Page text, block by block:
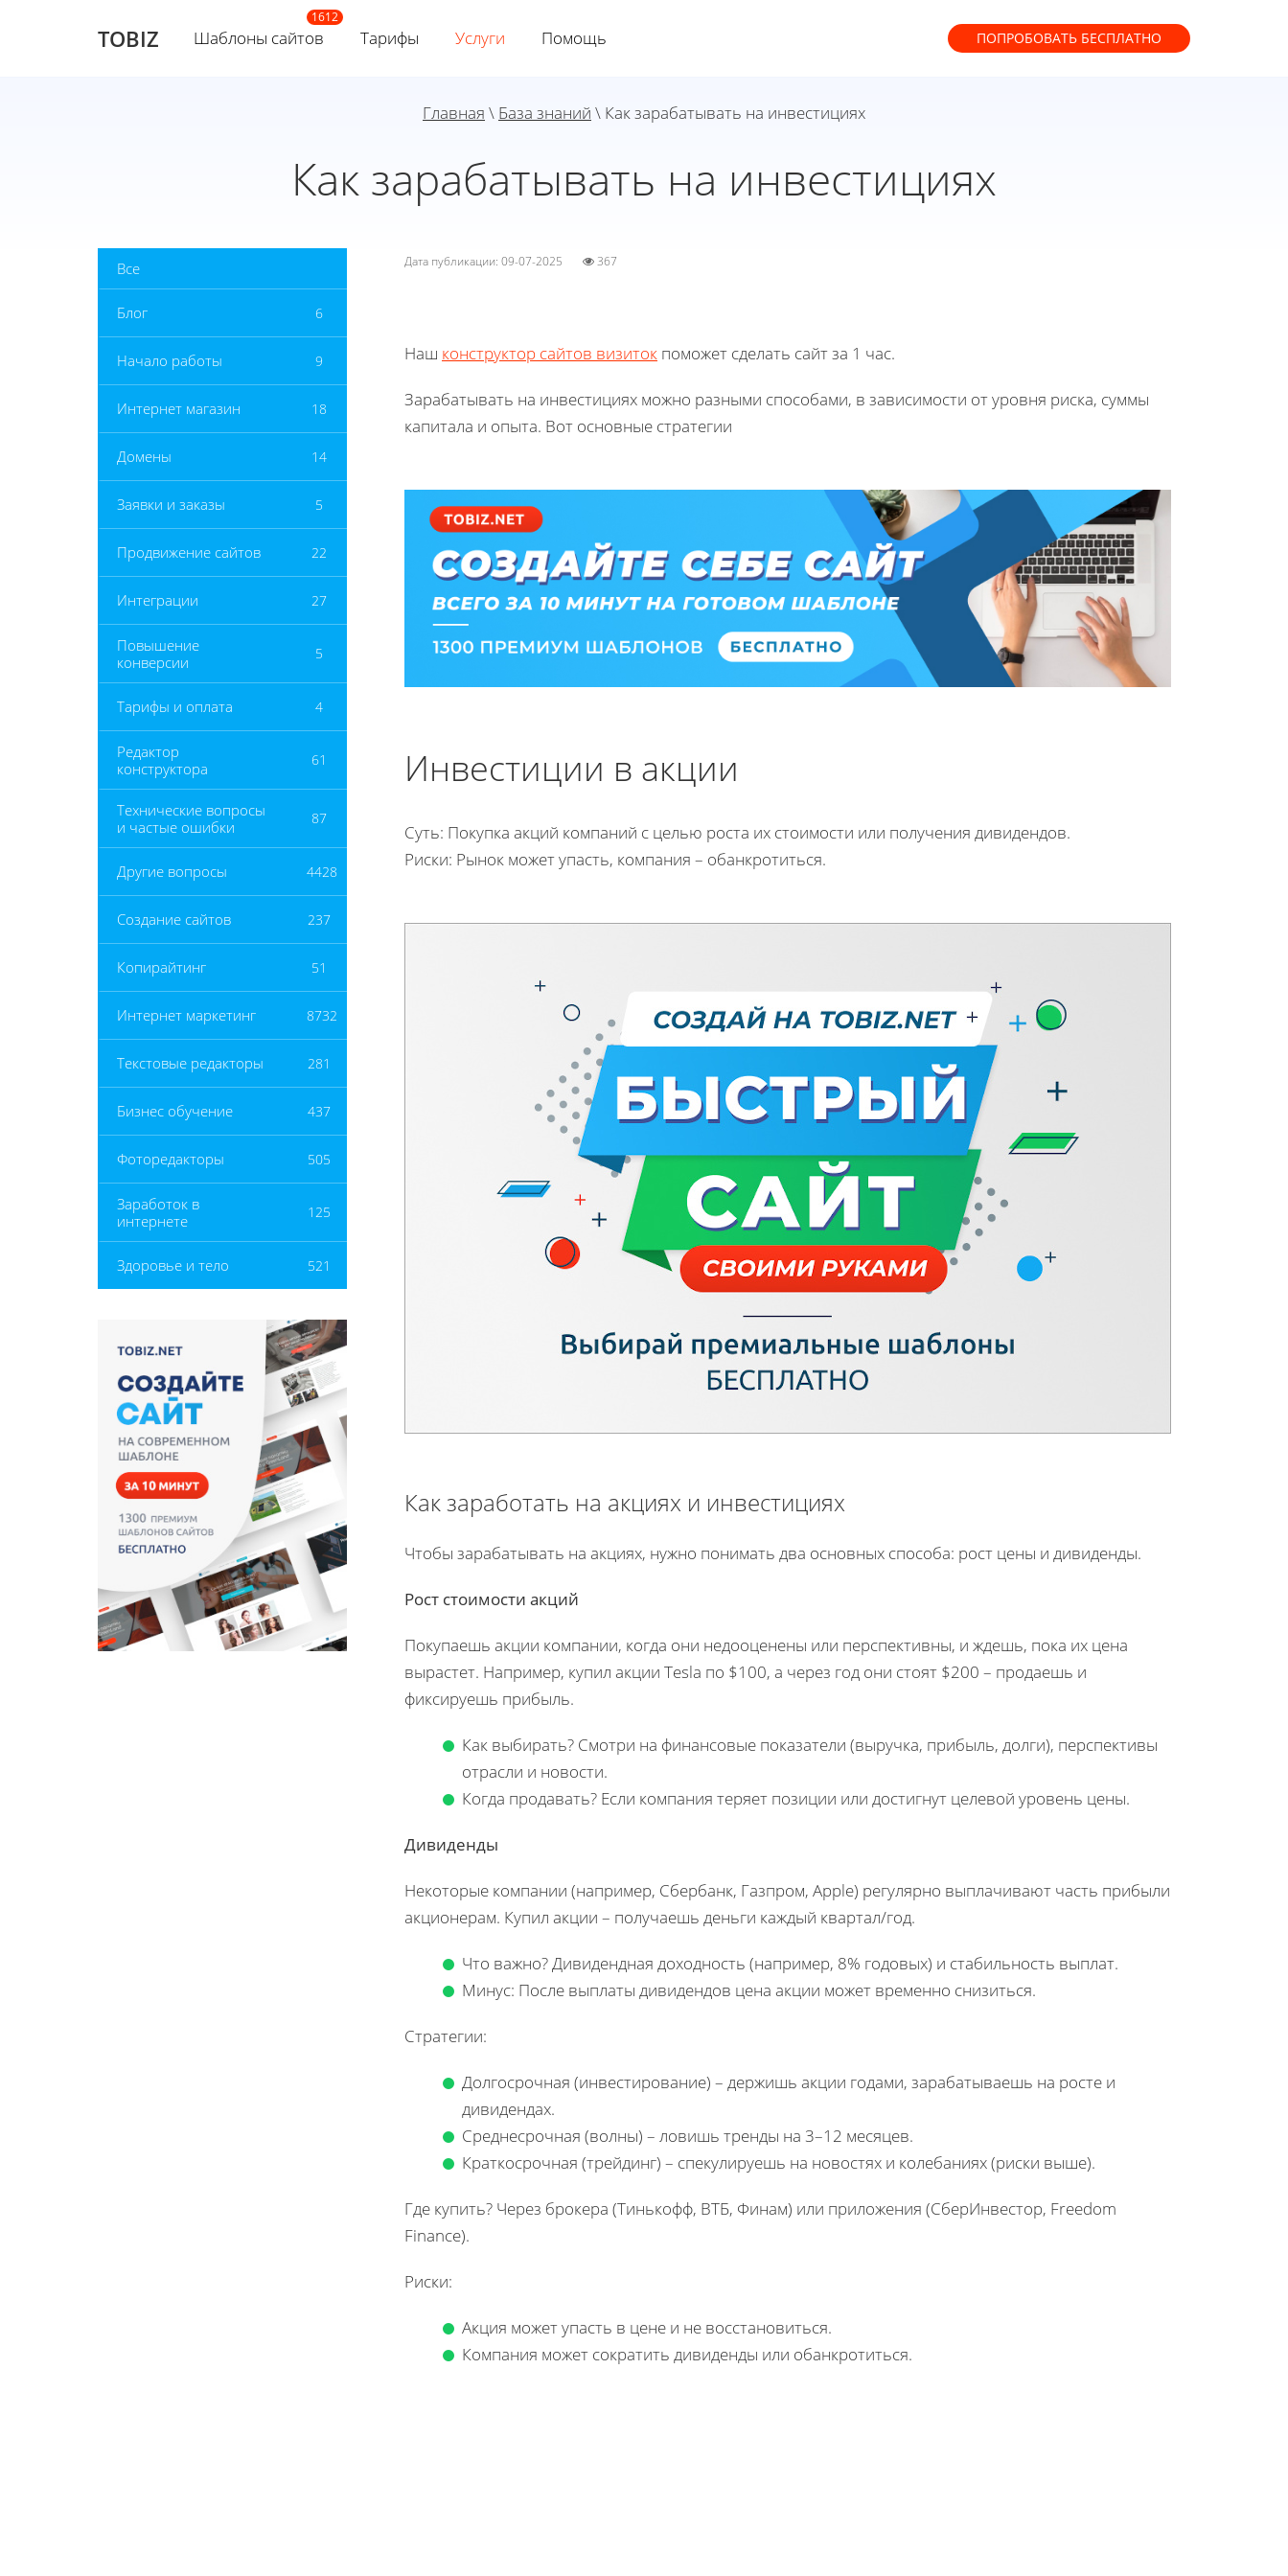
TOBIZ Шаблоны сайтов Тарифы Услуги Помощь ПОПРОБОВАТЬ БЕСПЛАТНО
Главная \ База знаний \ Как зарабатывать на инвестициях
Как зарабатывать на инвестициях
Все
Блог 6
Начало работы 9
Интернет магазин 18
Домены 14
Заявки и заказы 5
Продвижение сайтов 22
Интеграции 27
Повышение
конверсии
5
Тарифы и оплата 4
Редактор
конструктора
61
Технические вопросы
и частые ошибки
87
Другие вопросы 4428
Создание сайтов 237
Копирайтинг 51
Интернет маркетинг 8732
Текстовые редакторы 281
Бизнес обучение 437
Фоторедакторы 505
Заработок в
интернете
125
Здоровье и тело 521
Дата публикации: 09-07-2025 367
Наш конструктор сайтов визиток поможет сделать сайт за 1 час.
Зарабатывать на инвестициях можно разными способами, в зависимости от уровня риска, суммы
капитала и опыта. Вот основные стратегии
Инвестиции в акции
Суть: Покупка акций компаний с целью роста их стоимости или получения дивидендов.
Риски: Рынок может упасть, компания – обанкротиться.
Как заработать на акциях и инвестициях
Чтобы зарабатывать на акциях, нужно понимать два основных способа: рост цены и дивиденды.
Рост стоимости акций
Покупаешь акции компании, когда они недооценены или перспективны, и ждешь, пока их цена
вырастет. Например, купил акции Tesla по $100, а через год они стоят $200 – продаешь и
фиксируешь прибыль.
Как выбирать? Смотри на финансовые показатели (выручка, прибыль, долги), перспективы
отрасли и новости.
Когда продавать? Если компания теряет позиции или достигнут целевой уровень цены.
Дивиденды
Некоторые компании (например, Сбербанк, Газпром, Apple) регулярно выплачивают часть прибыли
акционерам. Купил акции – получаешь деньги каждый квартал/год.
Что важно? Дивидендная доходность (например, 8% годовых) и стабильность выплат.
Минус: После выплаты дивидендов цена акции может временно снизиться.
Стратегии:
Долгосрочная (инвестирование) – держишь акции годами, зарабатываешь на росте и
дивидендах.
Среднесрочная (волны) – ловишь тренды на 3–12 месяцев.
Краткосрочная (трейдинг) – спекулируешь на новостях и колебаниях (риски выше).
Где купить? Через брокера (Тинькофф, ВТБ, Финам) или приложения (СберИнвестор, Freedom
Finance).
Риски:
Акция может упасть в цене и не восстановиться.
Компания может сократить дивиденды или обанкротиться.